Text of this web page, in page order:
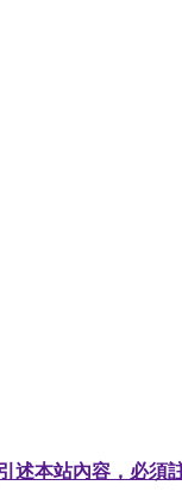
述本站內容，必須